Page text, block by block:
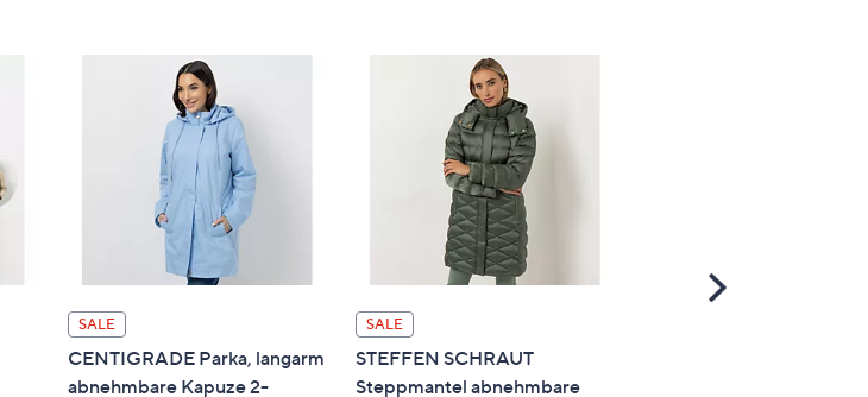
SALE
CENTIGRADE Parka, langarm
abnehmbare Kapuze 2-
SALE
STEFFEN SCHRAUT
Steppmantel abnehmbare
Scroll